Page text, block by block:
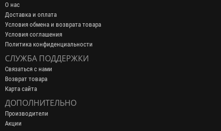
О нас
Доставка и оплата
Условия обмена и возврата товара
Условия соглашения
Политика конфиденциальности
СЛУЖБА ПОДДЕРЖКИ
Связаться с нами
Возврат товара
Карта сайта
ДОПОЛНИТЕЛЬНО
Производители
Акции